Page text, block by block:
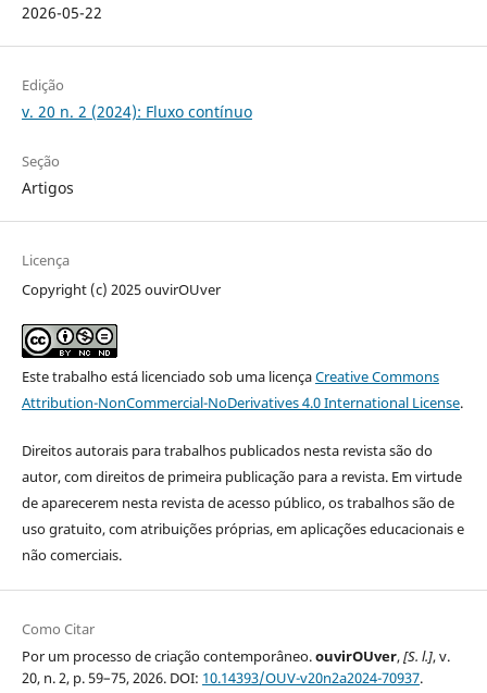
2026-05-22
Edição
v. 20 n. 2 (2024): Fluxo contínuo
Seção
Artigos
Licença
Copyright (c) 2025 ouvirOUver
Este trabalho está licenciado sob uma licençaCreative Commons
Attribution-NonCommercial-NoDerivatives 4.0 International License.
Direitos autorais para trabalhos publicados nesta revista são do
autor, com direitos de primeira publicação para a revista. Em virtude
de aparecerem nesta revista de acesso público, os trabalhos são de
uso gratuito, com atribuições próprias, em aplicações educacionais e
não comerciais.
Como Citar
Por um processo de criação contemporâneo.ouvirOUver,[S. l.], v.
20, n. 2, p. 59–75, 2026. DOI: 10.14393/OUV-v20n2a2024-70937.